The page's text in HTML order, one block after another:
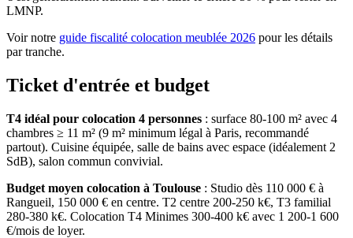
LMNP.
Voir notre guide fiscalité colocation meublée 2026 pour les détails
par tranche.
Ticket d'entrée et budget
T4 idéal pour colocation 4 personnes : surface 80-100 m² avec 4
chambres ≥ 11 m² (9 m² minimum légal à Paris, recommandé
partout). Cuisine équipée, salle de bains avec espace (idéalement 2
SdB), salon commun convivial.
Budget moyen colocation à Toulouse : Studio dès 110 000 € à
Rangueil, 150 000 € en centre. T2 centre 200-250 k€, T3 familial
280-380 k€. Colocation T4 Minimes 300-400 k€ avec 1 200-1 600
€/mois de loyer.